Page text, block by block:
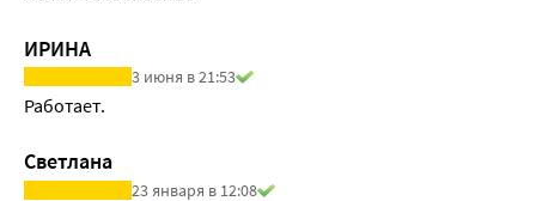
ИРИНА
3 июня в 21:53
Работает.
Светлана
23 января в 12:08